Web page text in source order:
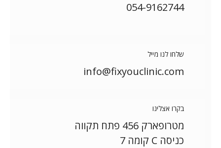
054-9162744
שלחו לנו מייל
info@fixyouclinic.com
בקרו אצלינו
מטרופארק 456 פתח תקווה
כניסה С קומה 7